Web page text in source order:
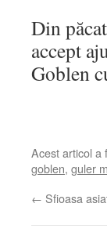
Din
accept
Goblen
Acest articol a
goblen, guler
← Sfioasa